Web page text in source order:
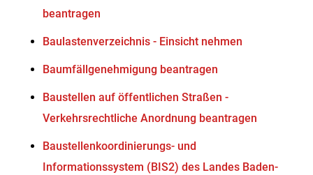
beantragen
Baulastenverzeichnis - Einsicht nehmen
Baumfällgenehmigung beantragen
Baustellen auf öffentlichen Straßen -
Verkehrsrechtliche Anordnung beantragen
Baustellenkoordinierungs- und
Informationssystem (BIS2) des Landes Baden-